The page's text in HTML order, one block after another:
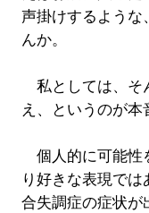
声掛けするような
んか。
私としては、そ
え、というのが本
個人的に可能性
り好きな表現で
合失調症の症状が